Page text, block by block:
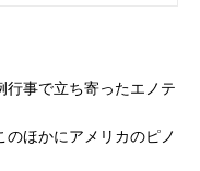
事で立ち寄ったエノテ
ほかにアメリカのピノ